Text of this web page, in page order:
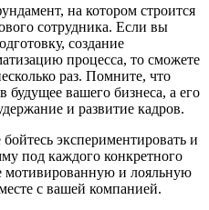
на котором строится
сотрудника. Если вы
создание
процесса, то сможете
раз. Помните, что
вашего бизнеса, а его
и развитие кадров.
экспериментировать и
под каждого конкретного
мотивированную и лояльную
с вашей компанией.